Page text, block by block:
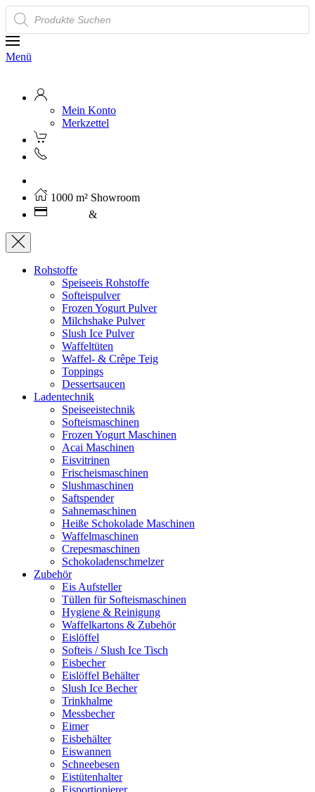
Products
search
Menü
Mein Konto
Merkzettel
1000 m² Showroom
&
Rohstoffe
Speiseeis Rohstoffe
Softeispulver
Frozen Yogurt Pulver
Milchshake Pulver
Slush Ice Pulver
Waffeltüten
Waffel- & Crêpe Teig
Toppings
Dessertsaucen
Ladentechnik
Speiseeistechnik
Softeismaschinen
Frozen Yogurt Maschinen
Acai Maschinen
Eisvitrinen
Frischeismaschinen
Slushmaschinen
Saftspender
Sahnemaschinen
Heiße Schokolade Maschinen
Waffelmaschinen
Crepesmaschinen
Schokoladenschmelzer
Zubehör
Eis Aufsteller
Tüllen für Softeismaschinen
Hygiene & Reinigung
Waffelkartons & Zubehör
Eislöffel
Softeis / Slush Ice Tisch
Eisbecher
Eislöffel Behälter
Slush Ice Becher
Trinkhalme
Messbecher
Eimer
Eisbehälter
Eiswannen
Schneebesen
Eistütenhalter
Eisportionierer